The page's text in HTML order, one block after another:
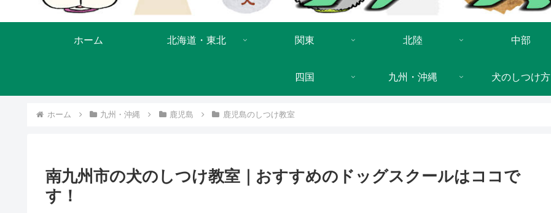
ホーム 北海道・東北 関東 北陸 中部
四国 九州・沖縄 犬のしつけ方
ホーム 九州・沖縄 鹿児島 鹿児島のしつけ教室
南九州市の犬のしつけ教室｜おすすめのドッグスクールはココで
す！